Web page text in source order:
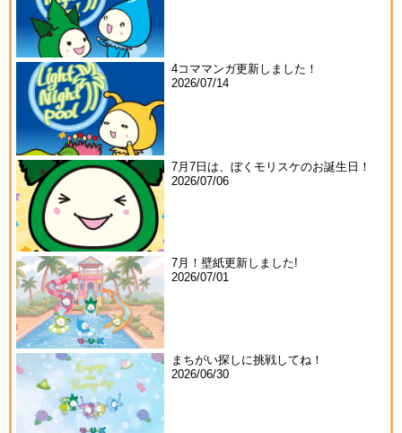
4コママンガ更新しました！
2026/07/14
7月7日は、ぼくモリスケのお誕生日！
2026/07/06
7月！壁紙更新しました!
2026/07/01
まちがい探しに挑戦してね！
2026/06/30